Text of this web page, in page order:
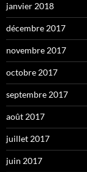
janvier 2018
décembre 2017
novembre 2017
octobre 2017
septembre 2017
août 2017
juillet 2017
juin 2017